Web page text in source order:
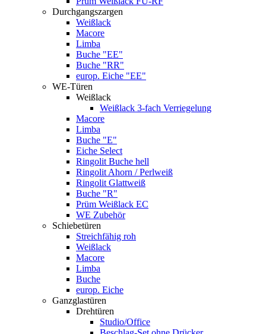
Durchgangszargen
Weißlack
Macore
Limba
Buche "EE"
Buche "RR"
europ. Eiche "EE"
WE-Türen
Weißlack
Weißlack 3-fach Verriegelung
Macore
Limba
Buche "E"
Eiche Select
Ringolit Buche hell
Ringolit Ahorn / Perlweiß
Ringolit Glattweiß
Buche "R"
Prüm Weißlack EC
WE Zubehör
Schiebetüren
Streichfähig roh
Weißlack
Macore
Limba
Buche
europ. Eiche
Ganzglastüren
Drehtüren
Studio/Office